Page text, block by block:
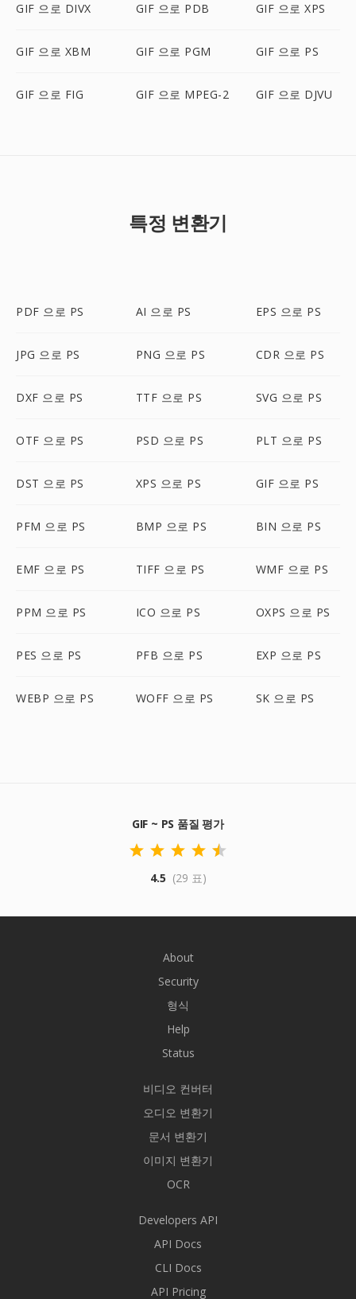
GIF 으로 DIVX GIF 으로 PDB GIF 으로 XPS
GIF 으로 XBM GIF 으로 PGM GIF 으로 PS
GIF 으로 FIG GIF 으로 MPEG-2 GIF 으로 DJVU
특정 변환기
PDF 으로 PS AI 으로 PS EPS 으로 PS
JPG 으로 PS PNG 으로 PS CDR 으로 PS
DXF 으로 PS TTF 으로 PS SVG 으로 PS
OTF 으로 PS PSD 으로 PS PLT 으로 PS
DST 으로 PS XPS 으로 PS GIF 으로 PS
PFM 으로 PS BMP 으로 PS BIN 으로 PS
EMF 으로 PS TIFF 으로 PS WMF 으로 PS
PPM 으로 PS ICO 으로 PS OXPS 으로 PS
PES 으로 PS PFB 으로 PS EXP 으로 PS
WEBP 으로 PS WOFF 으로 PS SK 으로 PS
GIF ~ PS 품질 평가
4.5 (29 표)
About
Security
형식
Help
Status
비디오 컨버터
오디오 변환기
문서 변환기
이미지 변환기
OCR
Developers API
API Docs
CLI Docs
API Pricing